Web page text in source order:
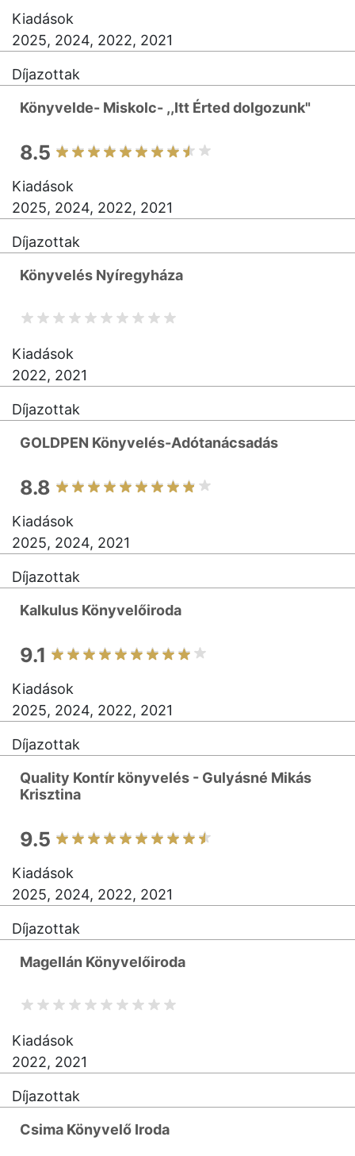
Kiadások
2025, 2024, 2022, 2021
Díjazottak
Könyvelde- Miskolc- ,,Itt Érted dolgozunk"
8.5
Kiadások
2025, 2024, 2022, 2021
Díjazottak
Könyvelés Nyíregyháza
Kiadások
2022, 2021
Díjazottak
GOLDPEN Könyvelés-Adótanácsadás
8.8
Kiadások
2025, 2024, 2021
Díjazottak
Kalkulus Könyvelőiroda
9.1
Kiadások
2025, 2024, 2022, 2021
Díjazottak
Quality Kontír könyvelés - Gulyásné Mikás
Krisztina
9.5
Kiadások
2025, 2024, 2022, 2021
Díjazottak
Magellán Könyvelőiroda
Kiadások
2022, 2021
Díjazottak
Csima Könyvelő Iroda